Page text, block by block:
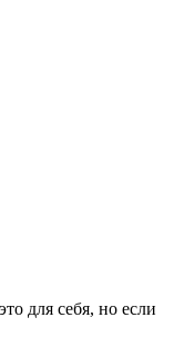
для себя, но если